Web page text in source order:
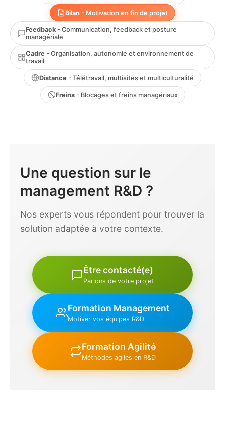
Bilan - Motivation en fin de projet
Feedback - Communication, feedback et posture
managériale
Cadre - Organisation, autonomie et environnement de
travail
Distance - Télétravail, multisites et multiculturalité
Freins- Blocages et freins managériaux
Une question sur le
management R&D ?
Nos experts vous répondent pour trouver la
solution adaptée à votre contexte.
Être contacté(e)
Parlons de votre projet
Formation Management
Motiver vos équipes R&D
Formation Agilité
Méthodes agiles en R&D